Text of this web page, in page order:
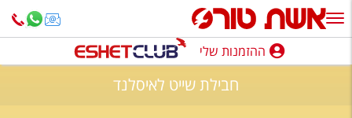
ההזמנות שליההזמנות שלי
חבילת שייט לאיסלנד